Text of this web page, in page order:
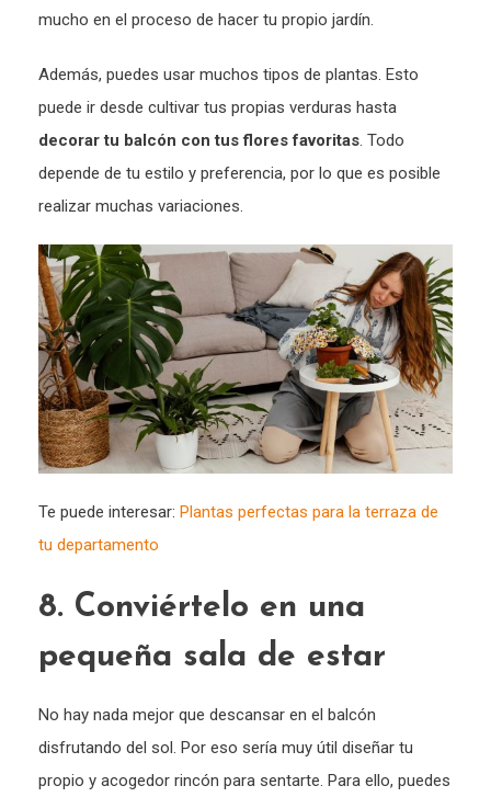
mucho en el proceso de hacer tu propio jardín.
Además, puedes usar muchos tipos de plantas. Esto
puede ir desde cultivar tus propias verduras hasta
decorar tu balcón con tus flores favoritas. Todo
depende de tu estilo y preferencia, por lo que es posible
realizar muchas variaciones.
Te puede interesar: Plantas perfectas para la terraza de
tu departamento
8. Conviértelo en una
pequeña sala de estar
No hay nada mejor que descansar en el balcón
disfrutando del sol. Por eso sería muy útil diseñar tu
propio y acogedor rincón para sentarte. Para ello, puedes